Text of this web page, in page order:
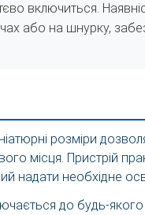
включиться.
або на шнурку,
розміри
місця. Пристрій
надати необхідне
до будь-